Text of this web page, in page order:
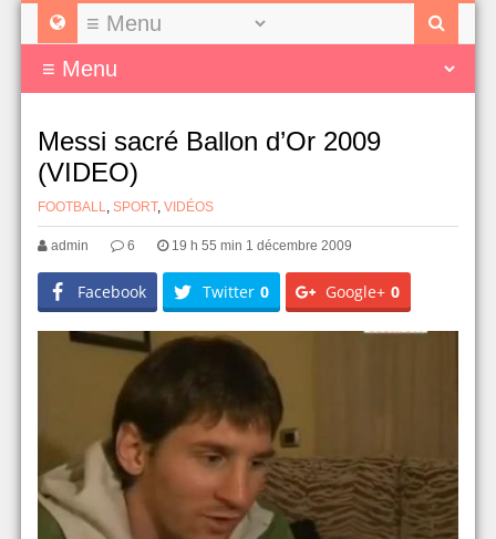
Messi sacré Ballon d’Or 2009
(VIDEO)
FOOTBALL, SPORT, VIDÉOS
admin 6 19 h 55 min 1 décembre 2009
Facebook Twitter 0 Google+ 0